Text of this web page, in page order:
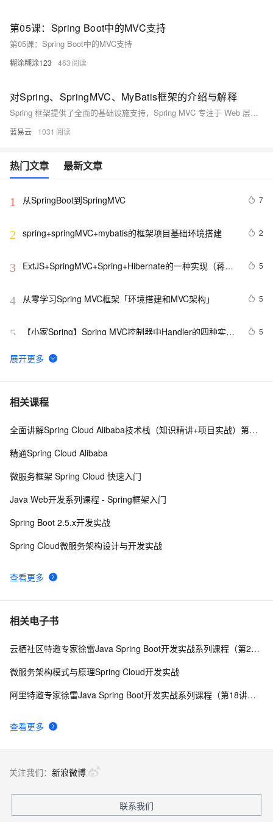
第05课：Spring Boot中的MVC支持
第05课：Spring Boot中的MVC支持
糊涂糊涂123 463
对Spring、SpringMVC、MyBatis框架的介绍与解释
Spring 框架提供了全面的基础设施支持，Spring MVC 专注于 Web 层的开发，而 MyBatis 则是一个高效的持久层框架。这三个框架结合使用，可以显著提升 Java 企业级应用的开发效率和质量。通过理解它们的核心特性和使用方法，开发者可以更好地构建和维护复杂的应用程序。
蓝易云 1031
热门文章 最新文章
1 从SpringBoot到SpringMVC 7
2 spring+springMVC+mybatis的框架项目基础环境搭建 2
3
ExtJS+SpringMVC+Spring+Hibernate的一种实现（蒋锋
5
4 从零学习Spring MVC框架「环境搭建和MVC架构」 5
5
【小家Spring】Spring MVC控制器中Handler的四种实现
@RequestMapping(中)
5
6
微服务——SpringBoot使用归纳——Spring Boot中的
7 【Java笔记+踩坑】SpringMVC基础
8 SpringMVC项目中web.xml中的节点加载顺序问题 445
理解同源策略【享学Spring MVC】（上）
10SpringMVC访问静态资源
相关课程
查看更多
全面讲解Spring Cloud Alibaba技术栈（知识精讲+项目实战）第三阶段
精通Spring Cloud Alibaba
微服务框架 Spring Cloud 快速入门
Java Web开发系列课程 - Spring框架入门
Spring Boot 2.5.x开发实战
Spring Cloud微服务架构设计与开发实战
相关电子书
查看更多
云栖社区特邀专家徐雷Java Spring Boot开发实战系列课程（第20讲）：经典面试题与阿里等名企内部招聘求职面试技巧
微服务架构模式与原理Spring Cloud开发实战
阿里特邀专家徐雷Java Spring Boot开发实战系列课程（第18讲）：制作Java Docker镜像与推送到DockerHub和阿里云Docker仓库
关注我们： 新浪微博
联系我们